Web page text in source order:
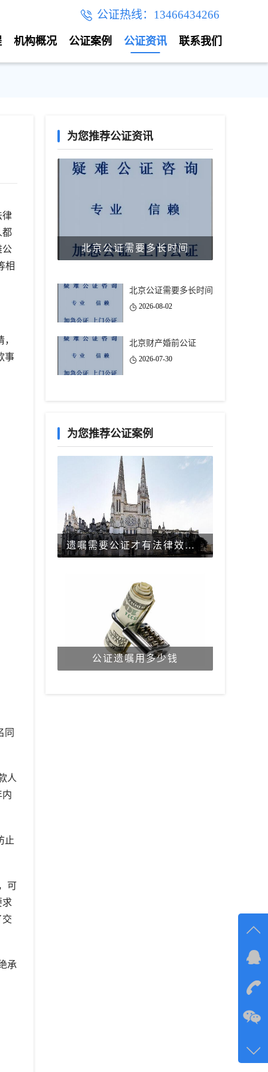
公证热线：13466434266
联系我们
公证资讯
公证案例
机构概况
律
都
公
相
事
同
人
内
止
可
求
交
承
为您推荐公证资讯
北京公证需要多长时间
北京公证需要多长时间
2026-08-02
北京财产婚前公证
2026-07-30
为您推荐公证案例
遗嘱需要公证才有法律效力吗？
公证遗嘱用多少钱
在线
咨询
客服